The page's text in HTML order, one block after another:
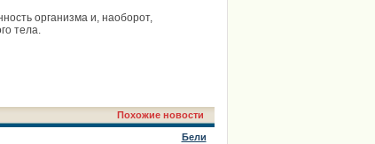
организма и, наоборот,
тела.
Похожие новости
Бели